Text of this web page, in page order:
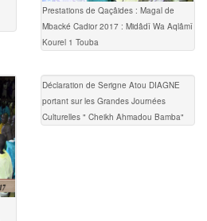
Prestations de Qaçâides : Magal de
Mbacké Cadior 2017 : Midâdî Wa Aqlâmî
Kourel 1 Touba
Déclaration de Serigne Atou DIAGNE
portant sur les Grandes Journées
Culturelles " Cheikh Ahmadou Bamba"